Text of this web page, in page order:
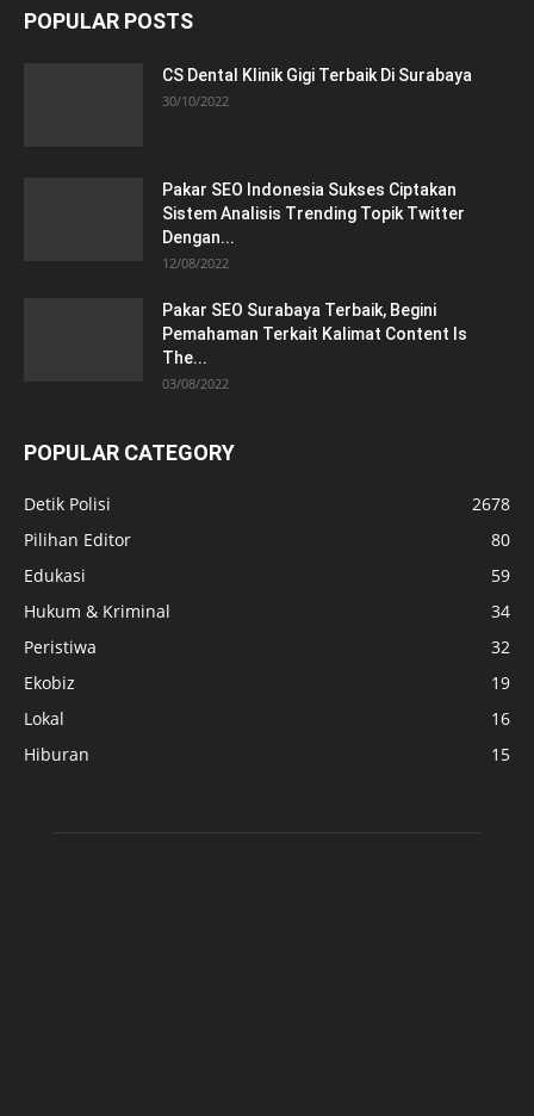
POPULAR POSTS
CS Dental Klinik Gigi Terbaik Di Surabaya
30/10/2022
Pakar SEO Indonesia Sukses Ciptakan
Sistem Analisis Trending Topik Twitter
Dengan...
12/08/2022
Pakar SEO Surabaya Terbaik, Begini
Pemahaman Terkait Kalimat Content Is
The...
03/08/2022
POPULAR CATEGORY
Detik Polisi
2678
Pilihan Editor
80
Edukasi
59
Hukum & Kriminal
34
Peristiwa
32
Ekobiz
19
Lokal
16
Hiburan
15